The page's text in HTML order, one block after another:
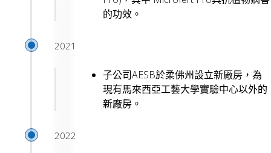
的功效。
2021
子公司AESB於柔佛州設立新厰房，為
現有馬來西亞工藝大學實驗中心以外的
新廠房。
2022